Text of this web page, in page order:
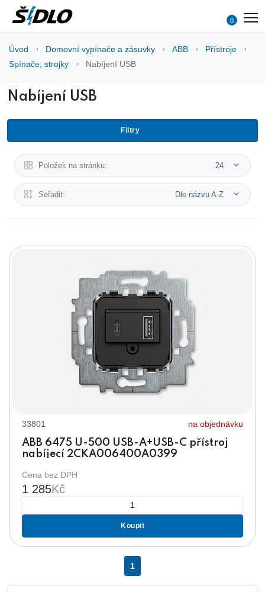
0
Úvod Domovní vypínače a zásuvky ABB
Přístroje
Spínače, strojky
Nabíjení USB
Nabíjení USB
Filtry
Položek na stránku: 24
Seřadit: Dle názvu A-Z
33801 na objednávku
ABB 6475 U-500 USB-A+USB-C přístroj
nabíjecí 2CKA006400A0399
Cena bez DPH
1 285Kč
Koupit
1